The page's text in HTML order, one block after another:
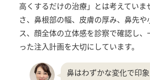
高くするだけの治療」とは考えていま
さ、鼻根部の幅、皮膚の厚み、鼻先や
ス、顔全体の立体感を診察で確認し
った注入計画を大切にしています。
鼻はわずかな変化で印